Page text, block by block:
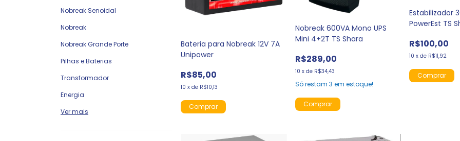
Nobreak Senoidal
Nobreak
Nobreak Grande Porte
Pilhas e Baterias
Transformador
Energia
Ver mais
Bateria para Nobreak 12V 7A
Unipower
R$85,00
10 xde R$10,13
Nobreak 600VA Mono UPS
Mini 4+2T TS Shara
R$289,00
10 x de R$34,43
Só restam 3 em estoque!
Estabilizador
PowerEst TS
R$100,00
10 xde R$11,92